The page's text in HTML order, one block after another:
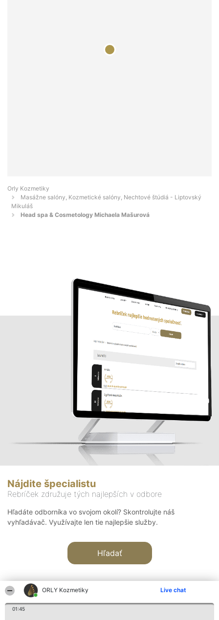
ORLY Kozmetiky Live chat
01:45
Orly Kozmetiky
Masážne salóny, Kozmetické salóny, Nechtové štúdiá - Liptovský
Mikuláš
Head spa & Cosmetology Michaela Mašurová
Nájdite špecialistu
Rebríček združuje tých najlepších v odbore
Hľadáte odborníka vo svojom okolí? Skontrolujte náš
vyhľadávač. Využívajte len tie najlepšie služby.
Hľadať